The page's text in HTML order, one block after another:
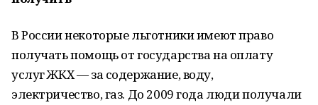
В России некоторые льготники имеют право
получать помощь от государства на оплату
услуг ЖКХ — за содержание, воду,
электричество, газ. До 2009 года люди получали